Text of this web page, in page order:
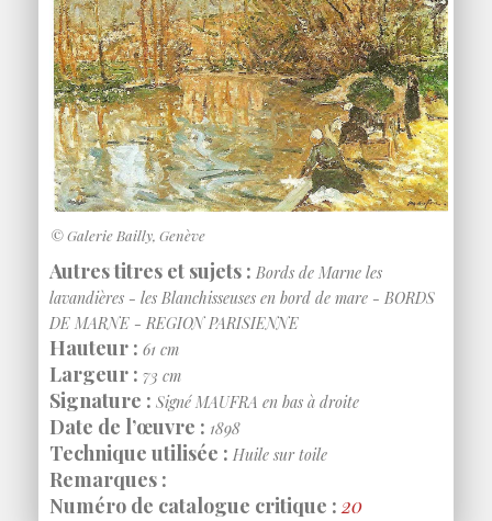
© Galerie Bailly, Genève
Autres titres et sujets : Bords de Marne les
lavandières - les Blanchisseuses en bord de mare - BORDS
DE MARNE - REGION PARISIENNE
Hauteur : 61 cm
Largeur : 73 cm
Signature : Signé MAUFRA en bas à droite
Date de l’œuvre : 1898
Technique utilisée : Huile sur toile
Remarques :
Numéro de catalogue critique :20